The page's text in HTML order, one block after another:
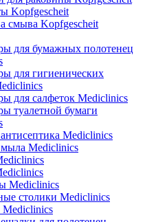
Kopfgescheit
смыва Kopfgescheit
для бумажных полотенец
для гигиенических
для салфеток Mediclinics
туалетной бумаги
Mediclinics
Mediclinics
Mediclinics
столики Mediclinics